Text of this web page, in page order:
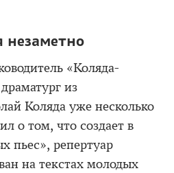
«Коляда-
из
Коляда уже несколько
о том, что создает в
пьес», репертуар
на текстах молодых